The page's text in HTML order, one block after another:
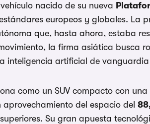
nacido de su nueva
europeos y globales. La
que, hasta ahora, estaba
la firma asiática busca
inteligencia artificial de
como un SUV compacto con
del espacio del
Su gran apuesta